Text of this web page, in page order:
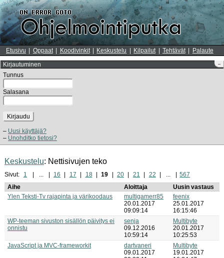
Etusivu Oppaat Koodivinkit Keskustelu Kilpailut Tehtävät Palaute
–
Kirjautuminen
Tunnus
Salasana
Kirjaudu
Uusi käyttäjä?
Unohditko tietosi?
Keskustelu: Nettisivujen teko
Sivut: 1 ... 16 17 18 19 20 21 22 ...
567
Aihe
Aloittaja
Uusin vastaus
Ylen Teksti-Tv rajapinta ja värikoodaus
multigamerr85
20.01.2017
09:09:14
feenix
25.01.2017
16:15:46
WP-teeman sivuston sisällön päivitys ei
onnistu
senja
09.12.2016
10:59:14
Multibyte
20.01.2017
10:25:53
JavaScript ja MVC-frameworkit
dartvaneri
09.01.2017
Multibyte
19.01.2017